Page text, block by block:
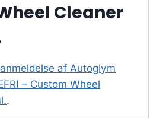
Cleaner
anmeldelse af Autoglym
– Custom Wheel
.